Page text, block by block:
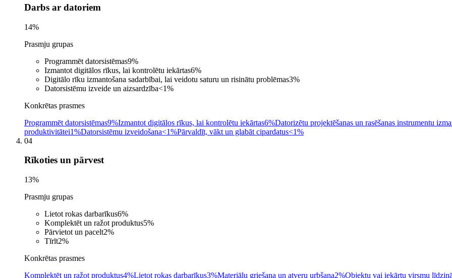
Darbs ar datoriem
14%
Prasmju grupas
Programmēt datorsistēmas9%
Izmantot digitālos rīkus, lai kontrolētu iekārtas6%
Digitālo rīku izmantošana sadarbībai, lai veidotu saturu un risinātu problēmas3%
Datorsistēmu izveide un aizsardzība<1%
Konkrētas prasmes
Programmēt datorsistēmas9%Izmantot digitālos rīkus, lai kontrolētu iekārtas6%Datorizētu projektēšanas un rasēšanas instrumentu
produktivitātei1%Datorsistēmu izveidošana<1%Pārvaldīt, vākt un glabāt cipardatus<1%
04
Rīkoties un pārvest
13%
Prasmju grupas
Lietot rokas darbarīkus6%
Komplektēt un ražot produktus5%
Pārvietot un pacelt2%
Tīrīt2%
Konkrētas prasmes
Komplektēt un ražot produktus4%Lietot rokas darbarīkus3%Materiālu griešana un atveru urbšana2%Objektu vai iekārtu virsmu